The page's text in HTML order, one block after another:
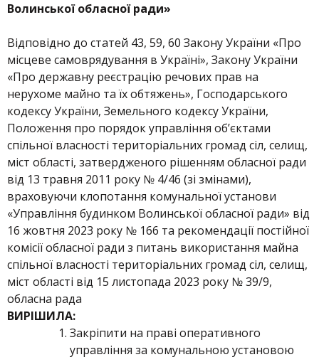
Волинської обласної ради»
Відповідно до статей 43, 59, 60 Закону України «Про
місцеве самоврядування в Україні», Закону України
«Про державну реєстрацію речових прав на
нерухоме майно та їх обтяжень», Господарського
кодексу України, Земельного кодексу України,
Положення про порядок управління об’єктами
спільної власності територіальних громад сіл, селищ,
міст області, затвердженого рішенням обласної ради
від 13 травня 2011 року № 4/46 (зі змінами),
враховуючи клопотання комунальної установи
«Управління будинком Волинської обласної ради» від
16 жовтня 2023 року № 166 та рекомендації постійної
комісії обласної ради з питань використання майна
спільної власності територіальних громад сіл, селищ,
міст області від 15 листопада 2023 року № 39/9,
обласна рада
ВИРІШИЛА:
Закріпити на праві оперативного
управління за комунальною установою